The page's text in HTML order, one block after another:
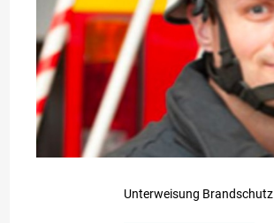
Unterweisung Brandschutz